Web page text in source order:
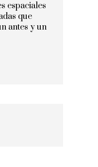
espaciales
que
antes y un